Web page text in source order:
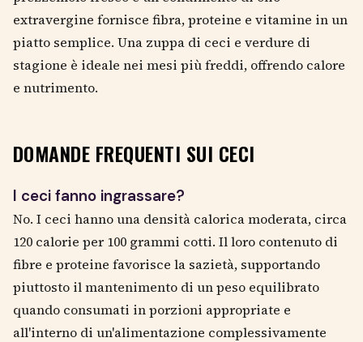
extravergine fornisce fibra, proteine e vitamine in un
piatto semplice. Una zuppa di ceci e verdure di
stagione è ideale nei mesi più freddi, offrendo calore
e nutrimento.
DOMANDE FREQUENTI SUI CECI
I ceci fanno ingrassare?
No. I ceci hanno una densità calorica moderata, circa
120 calorie per 100 grammi cotti. Il loro contenuto di
fibre e proteine favorisce la sazietà, supportando
piuttosto il mantenimento di un peso equilibrato
quando consumati in porzioni appropriate e
all'interno di un'alimentazione complessivamente